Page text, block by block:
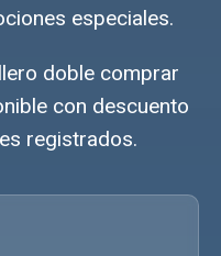
especiales.
doble comprar
con descuento
registrados.